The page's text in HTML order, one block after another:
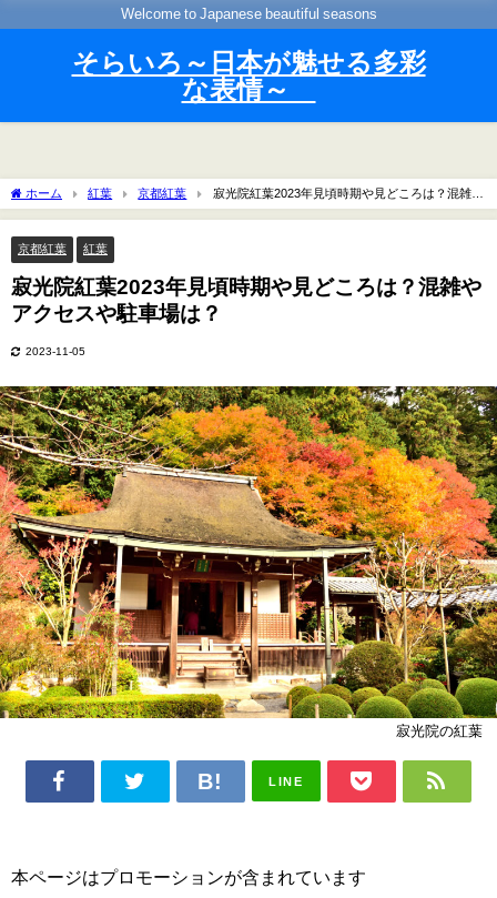
Welcome to Japanese beautiful seasons
そらいろ～日本が魅せる多彩
な表情～
ホーム 紅葉 京都紅葉
寂光院紅葉2023年見頃時期や見どころは？混雑や
アクセスや駐車場は？
京都紅葉 紅葉
寂光院紅葉2023年見頃時期や見どころは？混雑や
アクセスや駐車場は？
2023-11-05
寂光院の紅葉
LINE
本ページはプロモーションが含まれています